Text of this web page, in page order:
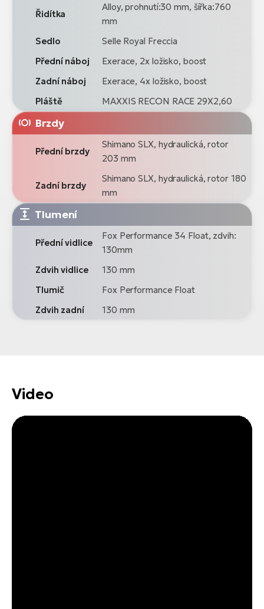
Řidítka
Alloy, prohnutí:30 mm, šířka:760
mm
Sedlo
Selle Royal Freccia
Přední náboj
Exerace, 2x ložisko, boost
Zadní náboj
Exerace, 4x ložisko, boost
Pláště
MAXXIS RECON RACE 29X2,60
Brzdy
Přední brzdy
Shimano SLX, hydraulická, rotor
203 mm
Zadní brzdy
Shimano SLX, hydraulická, rotor 180
mm
Tlumení
Přední vidlice
Fox Performance 34 Float, zdvih:
130mm
Zdvih vidlice
130 mm
Tlumič
Fox Performance Float
Zdvih zadní
130 mm
Video